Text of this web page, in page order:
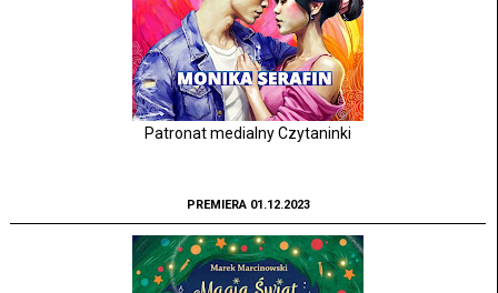
Patronat medialny Czytaninki
PREMIERA 01.12.2023